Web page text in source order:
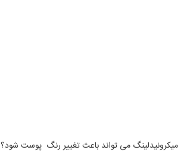
میکرونیدلینگ می تواند باعث تغییر رنگ ‍ پوست شود؟